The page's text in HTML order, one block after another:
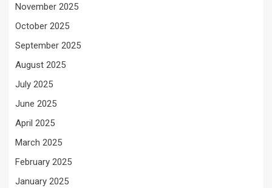
November 2025
October 2025
September 2025
August 2025
July 2025
June 2025
April 2025
March 2025
February 2025
January 2025